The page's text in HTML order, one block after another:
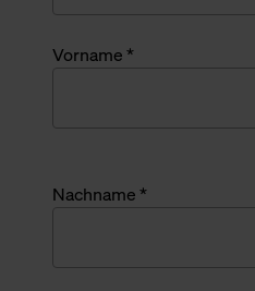
Vorname *
Nachname *